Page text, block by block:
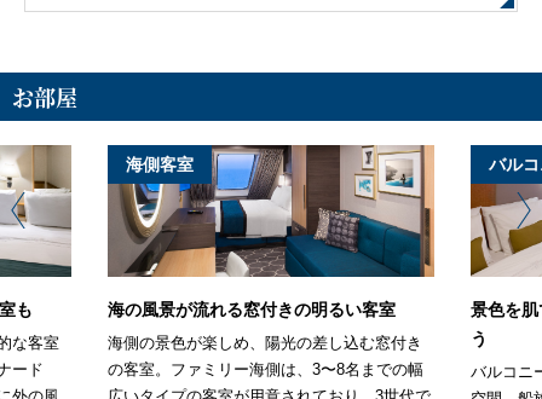
お部屋
も
な客室
ード
海側客室
海の風景が流れる窓付きの明るい客室
海側の景色が楽しめ、陽光の差し込む窓付き
の客室。ファミリー海側は、3〜8名までの幅
バル
景色を
う
バルコニ